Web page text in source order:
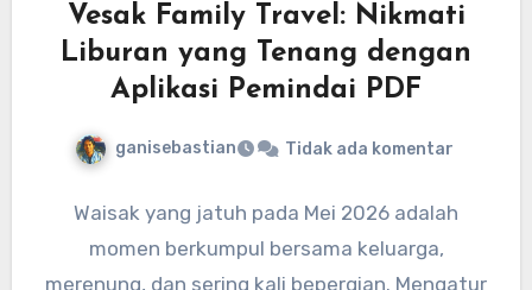
Vesak Family Travel: Nikmati
Liburan yang Tenang dengan
Aplikasi Pemindai PDF
ganisebastian Tidak ada komentar
Waisak yang jatuh pada Mei 2026 adalah
momen berkumpul bersama keluarga,
merenung, dan sering kali bepergian. Mengatur